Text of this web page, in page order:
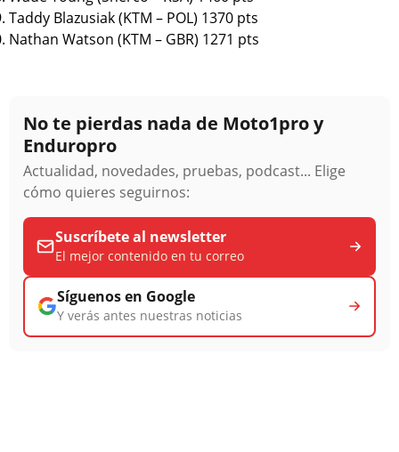
Taddy Blazusiak (KTM – POL) 1370 pts
Nathan Watson (KTM – GBR) 1271 pts
No te pierdas nada de Moto1pro y
Enduropro
Actualidad, novedades, pruebas, podcast... Elige
cómo quieres seguirnos:
Suscríbete al newsletter
El mejor contenido en tu correo
Síguenos en Google
Y verás antes nuestras noticias